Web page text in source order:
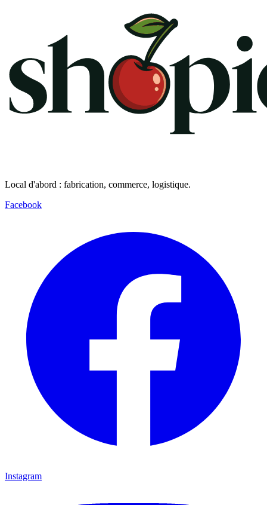
Local d'abord : fabrication, commerce, logistique.
Facebook
Instagram